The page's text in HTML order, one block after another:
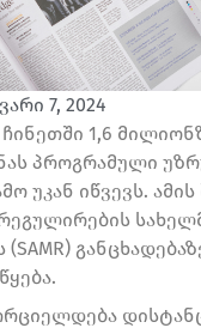
7, 2024
1,6
პროგრამული
უკან იწვევს. ამის
რეგულირების